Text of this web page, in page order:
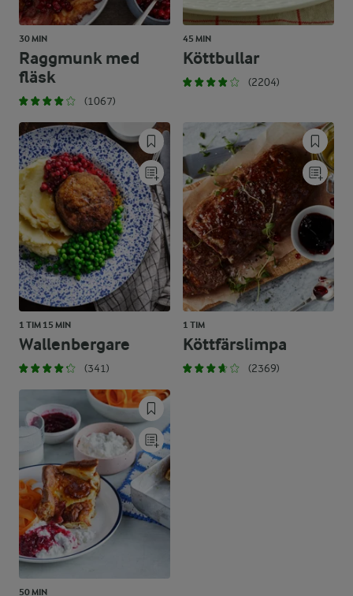
30 MIN
Raggmunk med
fläsk
(1067)
45 MIN
Köttbullar
(2204)
1 TIM 15 MIN
Wallenbergare
(341)
1 TIM
Köttfärslimpa
(2369)
50 MIN